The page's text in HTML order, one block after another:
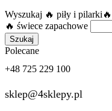
Wyszukaj 🔥 piły i pilarki
🔥 świece zapachowe
Szukaj
Polecane
+48 725 229 100
sklep@4sklepy.pl